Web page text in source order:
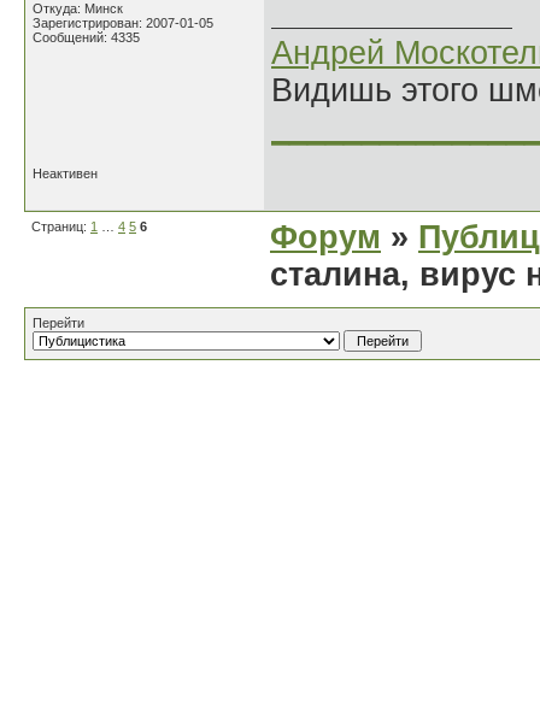
Откуда: Минск
Зарегистрирован: 2007-01-05
Сообщений: 4335
Андрей
Видишь этого
Неактивен
Страниц: 1 4 5 6 Форум »
сталина, вирус
Перейти